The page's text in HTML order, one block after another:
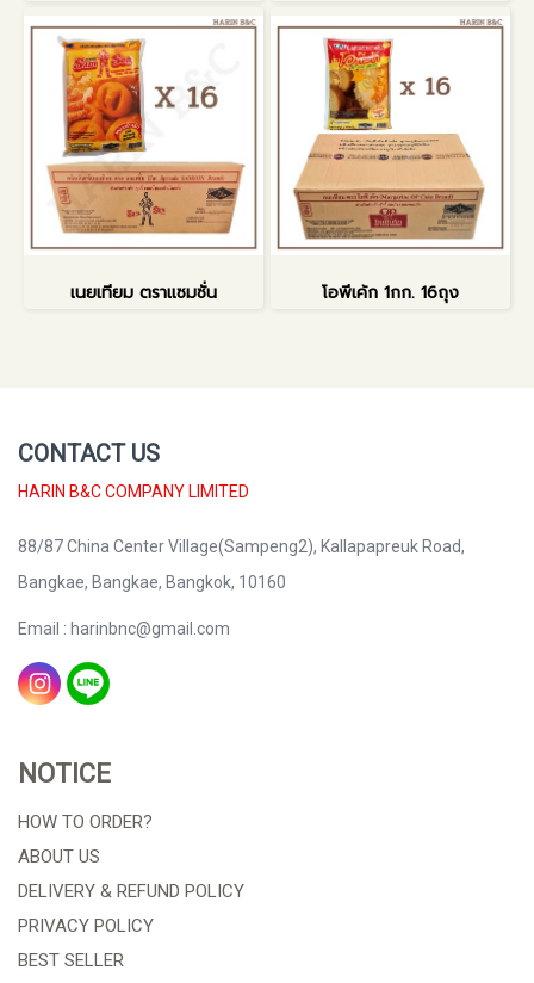
เนยเทียม ตราแซมซั่น โอพีเค้ก 1กก. 16ถุง
CONTACT US
HARIN B&C COMPANY LIMITED
88/87 China Center Village(Sampeng2), Kallapapreuk Road,
Bangkae, Bangkae, Bangkok, 10160
Email : harinbnc@gmail.com
NOTICE
HOW TO ORDER?
ABOUT US
DELIVERY & REFUND POLICY
PRIVACY POLICY
BEST SELLER